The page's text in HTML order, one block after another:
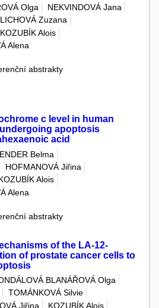
Olga
NEKVINDOVÁ Jana
Zuzana
KOZUBÍK Alois
Alena
abstrakty
c level in human
apoptosis
acid
Belma
HOFMANOVÁ Jiřina
Alois
Alena
abstrakty
of the LA-12-
of prostate cancer cells to
BLANÁŘOVÁ Olga
TOMÁNKOVÁ Silvie
Jiřina KOZUBÍK Alois